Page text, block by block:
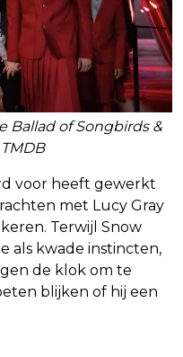
Ballad of Songbirds &
voor heeft gewerkt
met Lucy Gray
Terwijl Snow
als kwade instincten,
de klok om te
blijken of hij een